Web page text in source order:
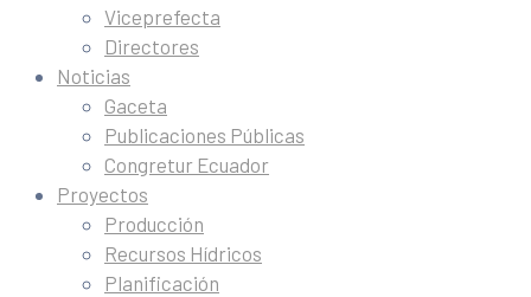
Viceprefecta
Directores
Noticias
Gaceta
Publicaciones Públicas
Congretur Ecuador
Proyectos
Producción
Recursos Hídricos
Planificación